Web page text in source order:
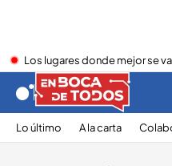
Los lugares donde mejor se
Lo último A la carta